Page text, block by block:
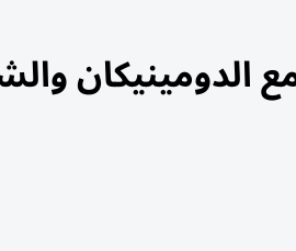
الدومينيكان